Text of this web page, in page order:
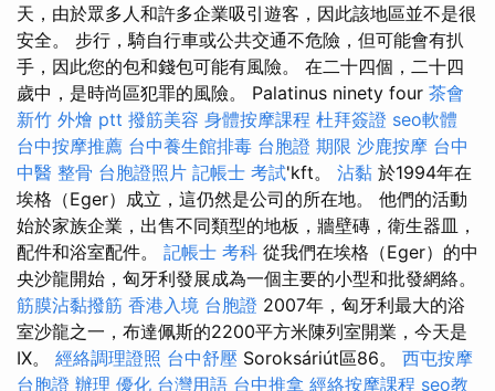
天，由於眾多人和許多企業吸引遊客，因此該地區並不是很
安全。 步行，騎自行車或公共交通不危險，但可能會有扒
手，因此您的包和錢包可能有風險。 在二十四個，二十四
歲中，是時尚區犯罪的風險。 Palatinus ninety four 茶會
新竹 外燴 ptt 撥筋美容 身體按摩課程 杜拜簽證 seo軟體
台中按摩推薦 台中養生館排毒 台胞證 期限 沙鹿按摩 台中
中醫 整骨 台胞證照片 記帳士 考試'kft。 沾黏 於1994年在
埃格（Eger）成立，這仍然是公司的所在地。 他們的活動
始於家族企業，出售不同類型的地板，牆壁磚，衛生器皿，
配件和浴室配件。 記帳士 考科 從我們在埃格（Eger）的中
央沙龍開始，匈牙利發展成為一個主要的小型和批發網絡。
筋膜沾黏撥筋 香港入境 台胞證 2007年，匈牙利最大的浴
室沙龍之一，布達佩斯的2200平方米陳列室開業，今天是
IX。 經絡調理證照 台中舒壓 Soroksáriút區86。 西屯按摩
台胞證 辦理 優化 台灣用語 台中推拿 經絡按摩課程 seo教